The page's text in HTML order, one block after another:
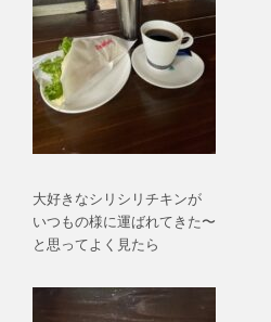
大好きなシリシリチキンが
いつもの様に運ばれてきた〜
と思ってよく見たら